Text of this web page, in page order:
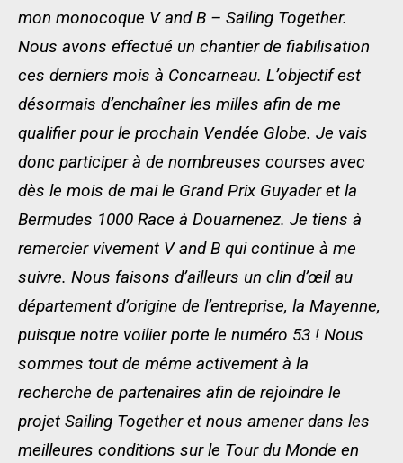
mon monocoque V and B – Sailing Together.
Nous avons effectué un chantier de fiabilisation
ces derniers mois à Concarneau. L’objectif est
désormais d’enchaîner les milles afin de me
qualifier pour le prochain Vendée Globe. Je vais
donc participer à de nombreuses courses avec
dès le mois de mai le Grand Prix Guyader et la
Bermudes 1000 Race à Douarnenez. Je tiens à
remercier vivement V and B qui continue à me
suivre. Nous faisons d’ailleurs un clin d’œil au
département d’origine de l’entreprise, la Mayenne,
puisque notre voilier porte le numéro 53 ! Nous
sommes tout de même activement à la
recherche de partenaires afin de rejoindre le
projet Sailing Together et nous amener dans les
meilleures conditions sur le Tour du Monde en